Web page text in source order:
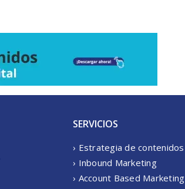
SERVICIOS
› Estrategia de contenidos
› Inbound Marketing
› Account Based Marketing